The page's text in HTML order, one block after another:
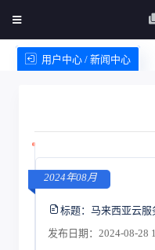
用户中心 / 新闻中心
2024年08月
标题： 马来西亚云服
发布日期：2024-08-28